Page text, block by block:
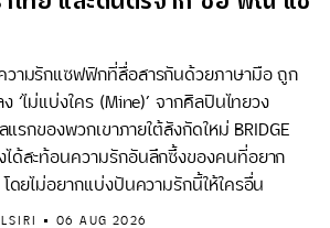
วามรักแซฟฟิกที่สื่อสารกันด้วยภาษามือ ถูก
‘ไม่แบ่งใคร (Mine)’ จากศิลปินไทยวง
แรกของพวกเขาภายใต้สังกัดใหม่ BRIDGE
ด้สะท้อนความรักอันลึกซึ้งของคนที่อยาก
ดยไม่อยากแบ่งปันความรักนี้ให้ใครอื่น
06 AUG 2026